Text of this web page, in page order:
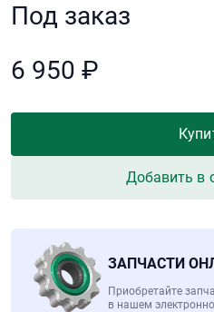
Под заказ
6 950 ₽
Добавить в
ЗАПЧАСТИ
Приобретайте
в нашем